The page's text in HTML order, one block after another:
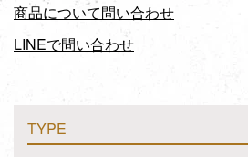
商品について問い合わせ
LINEで問い合わせ
TYPE